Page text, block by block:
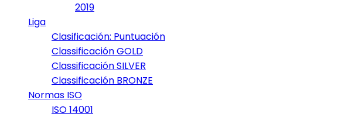
2019
Liga
Clasificación: Puntuación
Classificación GOLD
Classificación SILVER
Classificación BRONZE
Normas ISO
ISO 14001